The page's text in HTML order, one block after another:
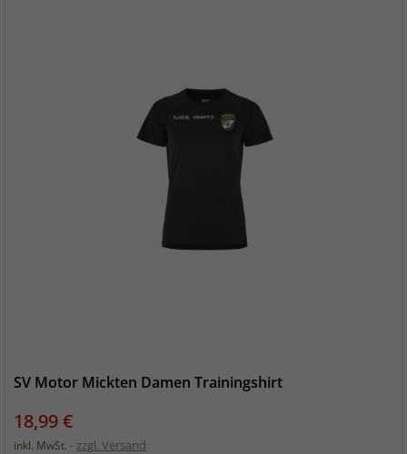
SV Motor Mickten Damen Trainingshirt
Preis
18,99 €
inkl. MwSt. zzgl. Versand